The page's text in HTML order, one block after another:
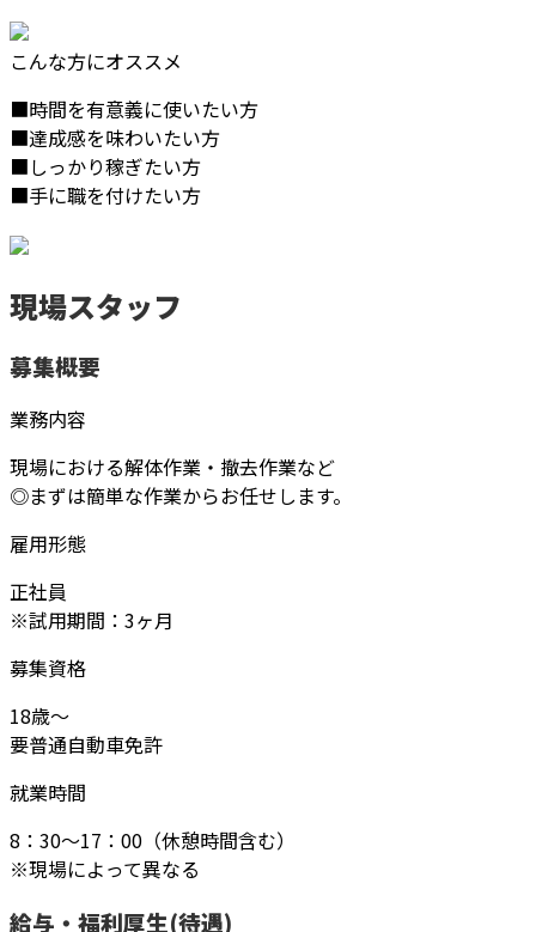
こんな方にオススメ
■時間を有意義に使いたい方
■達成感を味わいたい方
■しっかり稼ぎたい方
■手に職を付けたい方
現場スタッフ
募集概要
業務内容
現場における解体作業・撤去作業など
◎まずは簡単な作業からお任せします。
雇用形態
正社員
※試用期間：3ヶ月
募集資格
18歳～
要普通自動車免許
就業時間
8：30～17：00（休憩時間含む）
※現場によって異なる
給与・福利厚生(待遇)